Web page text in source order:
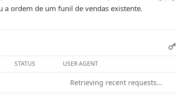
a ordem de um funil de vendas existente.
STATUS USER AGENT
Retrieving recent requests…